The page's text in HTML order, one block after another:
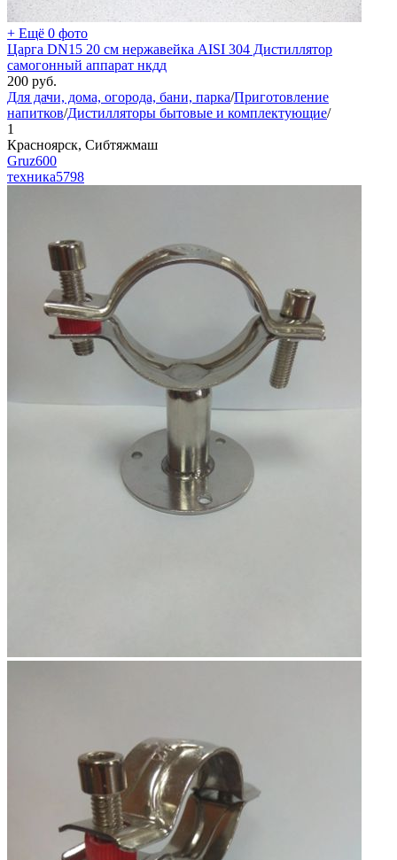
+ Ещё 0 фото
Царга DN15 20 см нержавейка AISI 304 Дистиллятор
самогонный аппарат нкдд
200 руб.
Для дачи, дома, огорода, бани, парка/Приготовление
напитков/Дистилляторы бытовые и комплектующие/
1
Красноярск, Сибтяжмаш
Gruz600
техника5798